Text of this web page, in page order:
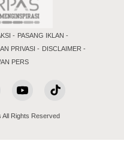
PASANG IKLAN
PRIVASI
DISCLAIMER
PERS
All Rights Reserved